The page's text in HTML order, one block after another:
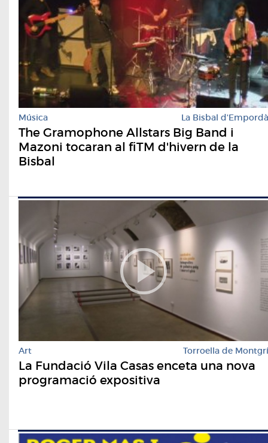
Música La Bisbal d'Empordà
The Gramophone Allstars Big Band i
Mazoni tocaran al fiTM d'hivern de la
Bisbal
Art Torroella de Montgrí
La Fundació Vila Casas enceta una nova
programació expositiva